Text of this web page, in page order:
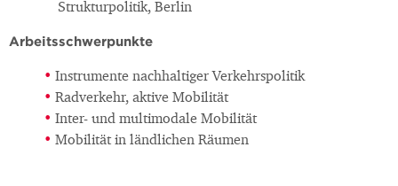
Strukturpolitik, Berlin
Arbeitsschwerpunkte
Instrumente nachhaltiger Verkehrspolitik
Radverkehr, aktive Mobilität
Inter- und multimodale Mobilität
Mobilität in ländlichen Räumen